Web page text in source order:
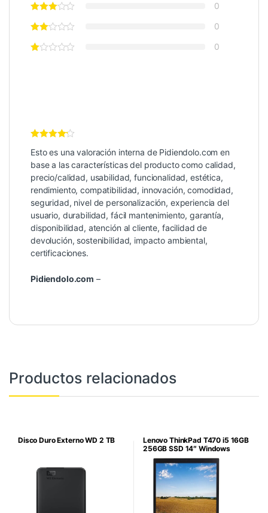
0
0
0
Interna4
de 5
Esto es una valoración interna de Pidiendolo.com en
base a las características del producto como calidad,
precio/calidad, usabilidad, funcionalidad, estética,
rendimiento, compatibilidad, innovación, comodidad,
seguridad, nivel de personalización, experiencia del
usuario, durabilidad, fácil mantenimiento, garantía,
disponibilidad, atención al cliente, facilidad de
devolución, sostenibilidad, impacto ambiental,
certificaciones.
Pidiendolo.com –
Productos relacionados
Disco Duro Externo WD 2 TB
Lenovo ThinkPad T470 i5 16GB
256GB SSD 14″ Windows